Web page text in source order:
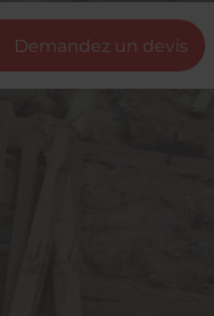
Demandez un devis